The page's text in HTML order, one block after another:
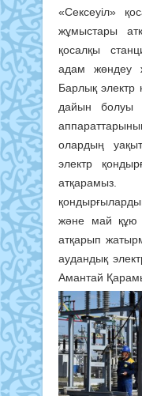
«Сексеуіл»
жұмыстары
қосалқы
адам жөндеу
Барлық электр
дайын болуы
олардың
электр
және май құю
атқарып
аудандық
Амантай